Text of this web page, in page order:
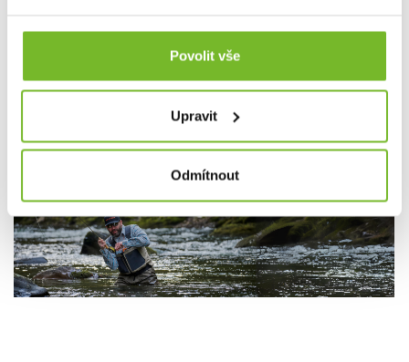
Povolit vše
Upravit
Odmítnout
zákazníků a objevte, proč je Grundéns synonymem pro
nejlepší rybářské oblečení na trhu.
SAVETHEDAY.CZ je hrdý exkluzivní distributor značky
Grundéns pro Českou republiku a Slovensko.